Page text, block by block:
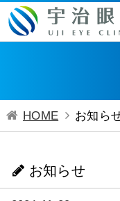
HOME お知ら
お知らせ